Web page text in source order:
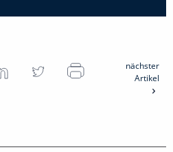
nächster
Artikel